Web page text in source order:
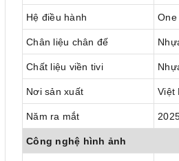
Hệ điều hành One
Chân liệu chân đế
Chất liệu viền tivi
Nơi sản xuất Việt
Năm ra mắt
Công nghệ hình ảnh